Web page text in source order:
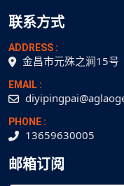
联系方式
ADDRESS :
金昌市元殊之涧15号
EMAIL :
PHONE :
13659630005
邮箱订阅